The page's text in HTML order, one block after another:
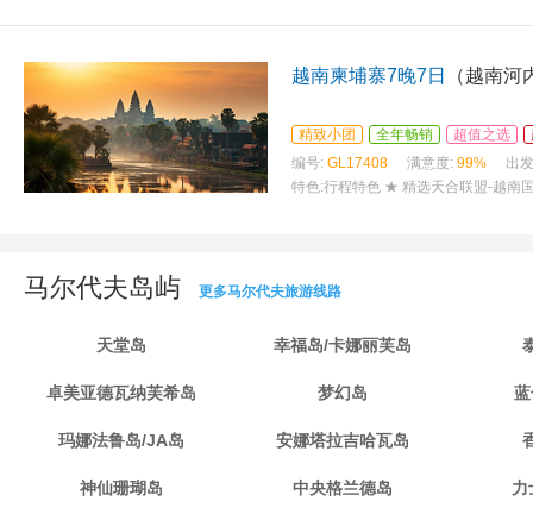
越南柬埔寨7晚7日 （越南
精致小团 全年畅销 超值之选
编号: GL17408 满意度: 99%
出
特色:行程特色 ★ 精选天合联盟-越南
马尔代夫岛屿 更多马尔代夫旅游线路
天堂岛 幸福岛/卡娜丽芙岛
卓美亚德瓦纳芙希岛 梦幻岛
玛娜法鲁岛/JA岛 安娜塔拉吉哈瓦岛
神仙珊瑚岛 中央格兰德岛 力